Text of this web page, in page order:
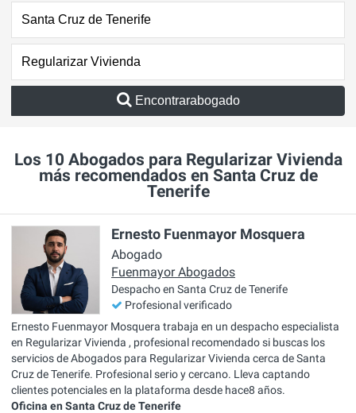
Encontrarabogado
Los 10 Abogados para Regularizar Vivienda
más recomendados en Santa Cruz de
Tenerife
Ernesto Fuenmayor Mosquera
Abogado
Fuenmayor Abogados
Despacho en Santa Cruz de Tenerife
Profesional verificado
Ernesto Fuenmayor Mosquera trabaja en un despacho especialista
en Regularizar Vivienda , profesional recomendado si buscas los
servicios de Abogados para Regularizar Vivienda cerca de Santa
Cruz de Tenerife. Profesional serio y cercano. Lleva captando
clientes potenciales en la plataforma desde hace8 años.
Oficina en Santa Cruz de Tenerife